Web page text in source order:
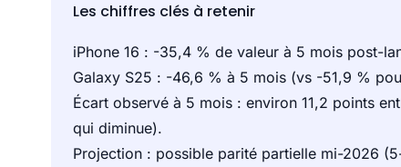
Les chiffres clés à retenir
iPhone 16 : -35,4 % de valeur à 5 mois post-
Galaxy S25 : -46,6 % à 5 mois (vs -51,9 %
Écart observé à 5 mois : environ 11,2 points
qui diminue).
Projection : possible parité partielle mi-2026